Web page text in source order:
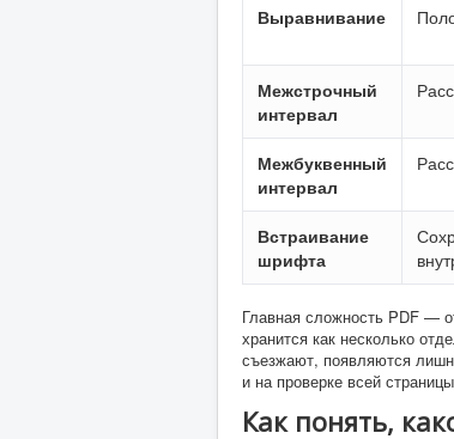
Выравнивание
Межстрочный
интервал
Межбуквенный
интервал
Встраивание
шрифта
Главная сложность PDF —
хранится как несколько
съезжают, появляются
и на проверке всей
Как понять,